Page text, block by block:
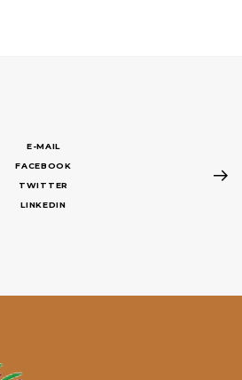
E-MAIL
FACEBOOK
TWITTER
LINKEDIN